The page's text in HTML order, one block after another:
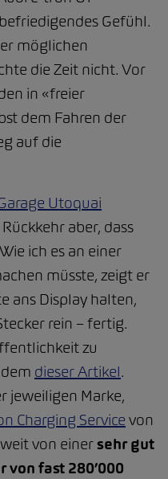
Gefühl.
möglichen
die Zeit nicht. Vor
in «freier
dem Fahren der
auf die
Utoquai
aber, dass
ich es an einer
müsste, zeigt er
ans Display halten,
rein – fertig.
zu
dieser Artikel.
jeweiligen Marke,
Charging Service von
von einersehr gut
fast 280’000